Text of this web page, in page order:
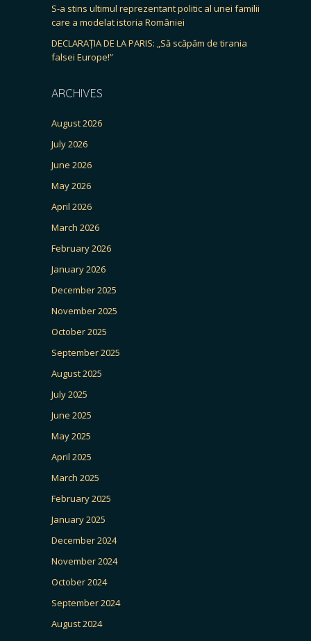
S-a stins ultimul reprezentant politic al unei familii
care a modelat istoria României
DECLARAȚIA DE LA PARIS: „Să scăpăm de tirania
falsei Europe!”
ARCHIVES
August 2026
July 2026
June 2026
May 2026
April 2026
March 2026
February 2026
January 2026
December 2025
November 2025
October 2025
September 2025
August 2025
July 2025
June 2025
May 2025
April 2025
March 2025
February 2025
January 2025
December 2024
November 2024
October 2024
September 2024
August 2024